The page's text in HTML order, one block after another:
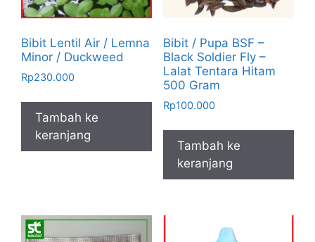
Bibit Lentil Air / Lemna
Minor / Duckweed
Rp230.000
Tambah ke
keranjang
Bibit / Pupa BSF –
Black Soldier Fly –
Lalat Tentara Hitam
500 Gram
Rp100.000
Tambah ke
keranjang